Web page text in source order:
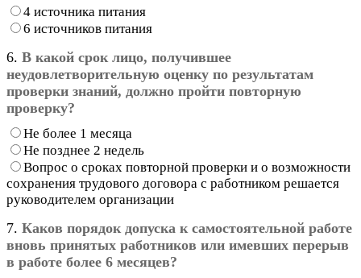
4 источника питания
6 источников питания
6. В какой срок лицо, получившее
неудовлетворительную оценку по результатам
проверки знаний, должно пройти повторную
проверку?
Не более 1 месяца
Не позднее 2 недель
Вопрос о сроках повторной проверки и о возможности
сохранения трудового договора с работником решается
руководителем организации
7. Каков порядок допуска к самостоятельной работе
вновь принятых работников или имевших перерыв
в работе более 6 месяцев?